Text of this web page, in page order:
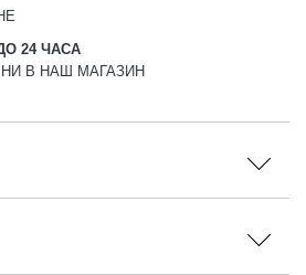
24 ЧАСА
В НАШ МАГАЗИН